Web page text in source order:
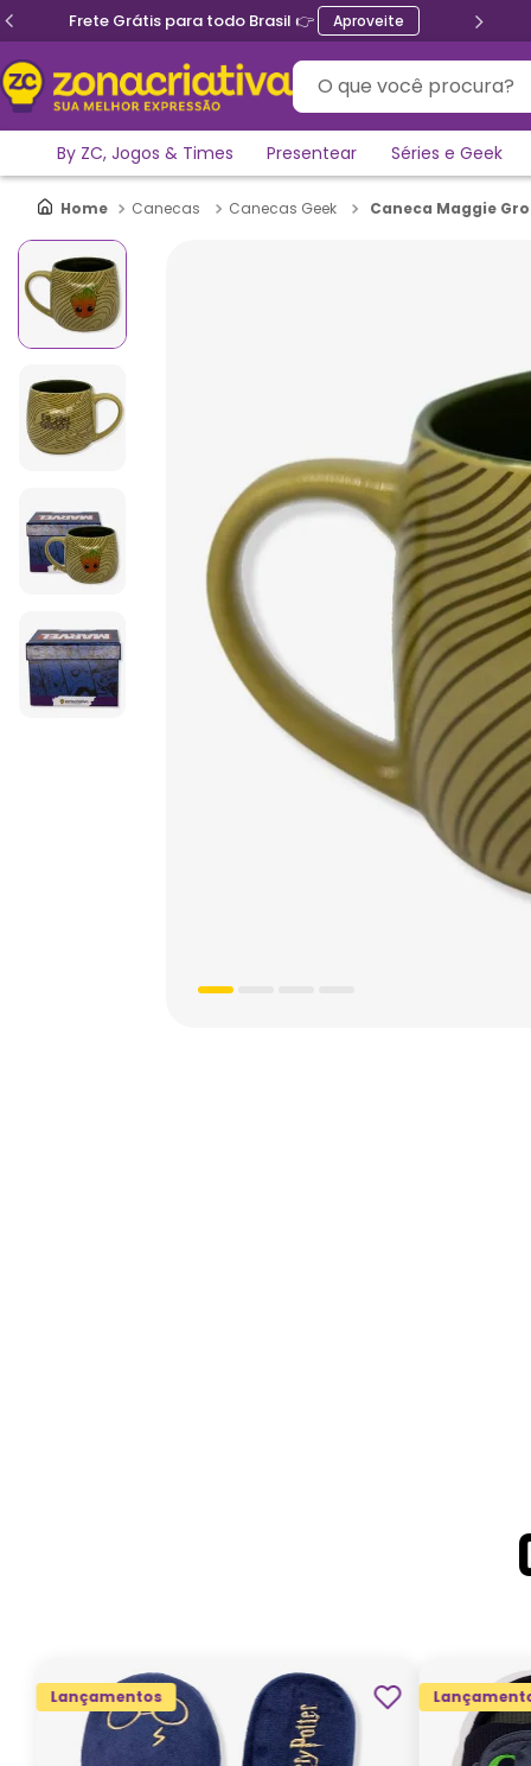
Frete Grátis para todo Brasil 👉 Aproveite
O que você procura?
By ZC, Jogos & Times Presentear Séries e Geek
Canecas Canecas Geek Caneca Maggie
Lançamentos